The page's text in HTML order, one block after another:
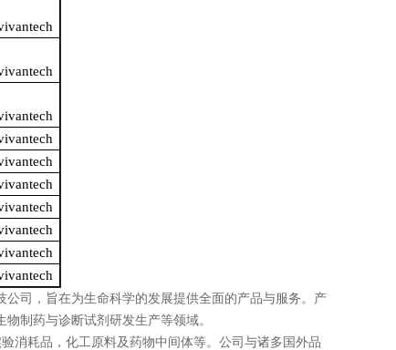
司，旨在为生命科学的发展提供全面的产品与服务。产
制药与诊断试剂研发生产等领域。
消耗品，化工原料及药物中间体等。公司与诸多国外品